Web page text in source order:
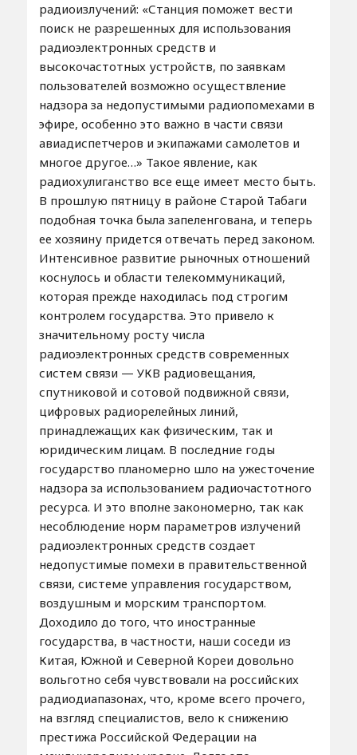
радиоизлучений: «Станция поможет вести
поиск не разрешенных для использования
радиоэлектронных средств и
высокочастотных устройств, по заявкам
пользователей возможно осуществление
надзора за недопустимыми радиопомехами в
эфире, особенно это важно в части связи
авиадиспетчеров и экипажами самолетов и
многое другое…» Такое явление, как
радиохулиганство все еще имеет место быть.
В прошлую пятницу в районе Старой Табаги
подобная точка была запеленгована, и теперь
ее хозяину придется отвечать перед законом.
Интенсивное развитие рыночных отношений
коснулось и области телекоммуникаций,
которая прежде находилась под строгим
контролем государства. Это привело к
значительному росту числа
радиоэлектронных средств современных
систем связи — УКВ радиовещания,
спутниковой и сотовой подвижной связи,
цифровых радиорелейных линий,
принадлежащих как физическим, так и
юридическим лицам. В последние годы
государство планомерно шло на ужесточение
надзора за использованием радиочастотного
ресурса. И это вполне закономерно, так как
несоблюдение норм параметров излучений
радиоэлектронных средств создает
недопустимые помехи в правительственной
связи, системе управления государством,
воздушным и морским транспортом.
Доходило до того, что иностранные
государства, в частности, наши соседи из
Китая, Южной и Северной Кореи довольно
вольготно себя чувствовали на российских
радиодиапазонах, что, кроме всего прочего,
на взгляд специалистов, вело к снижению
престижа Российской Федерации на